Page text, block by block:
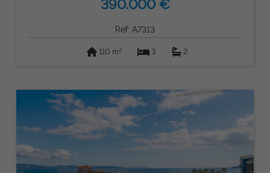
390.000 €
Ref: A7313
110 m2 3 2